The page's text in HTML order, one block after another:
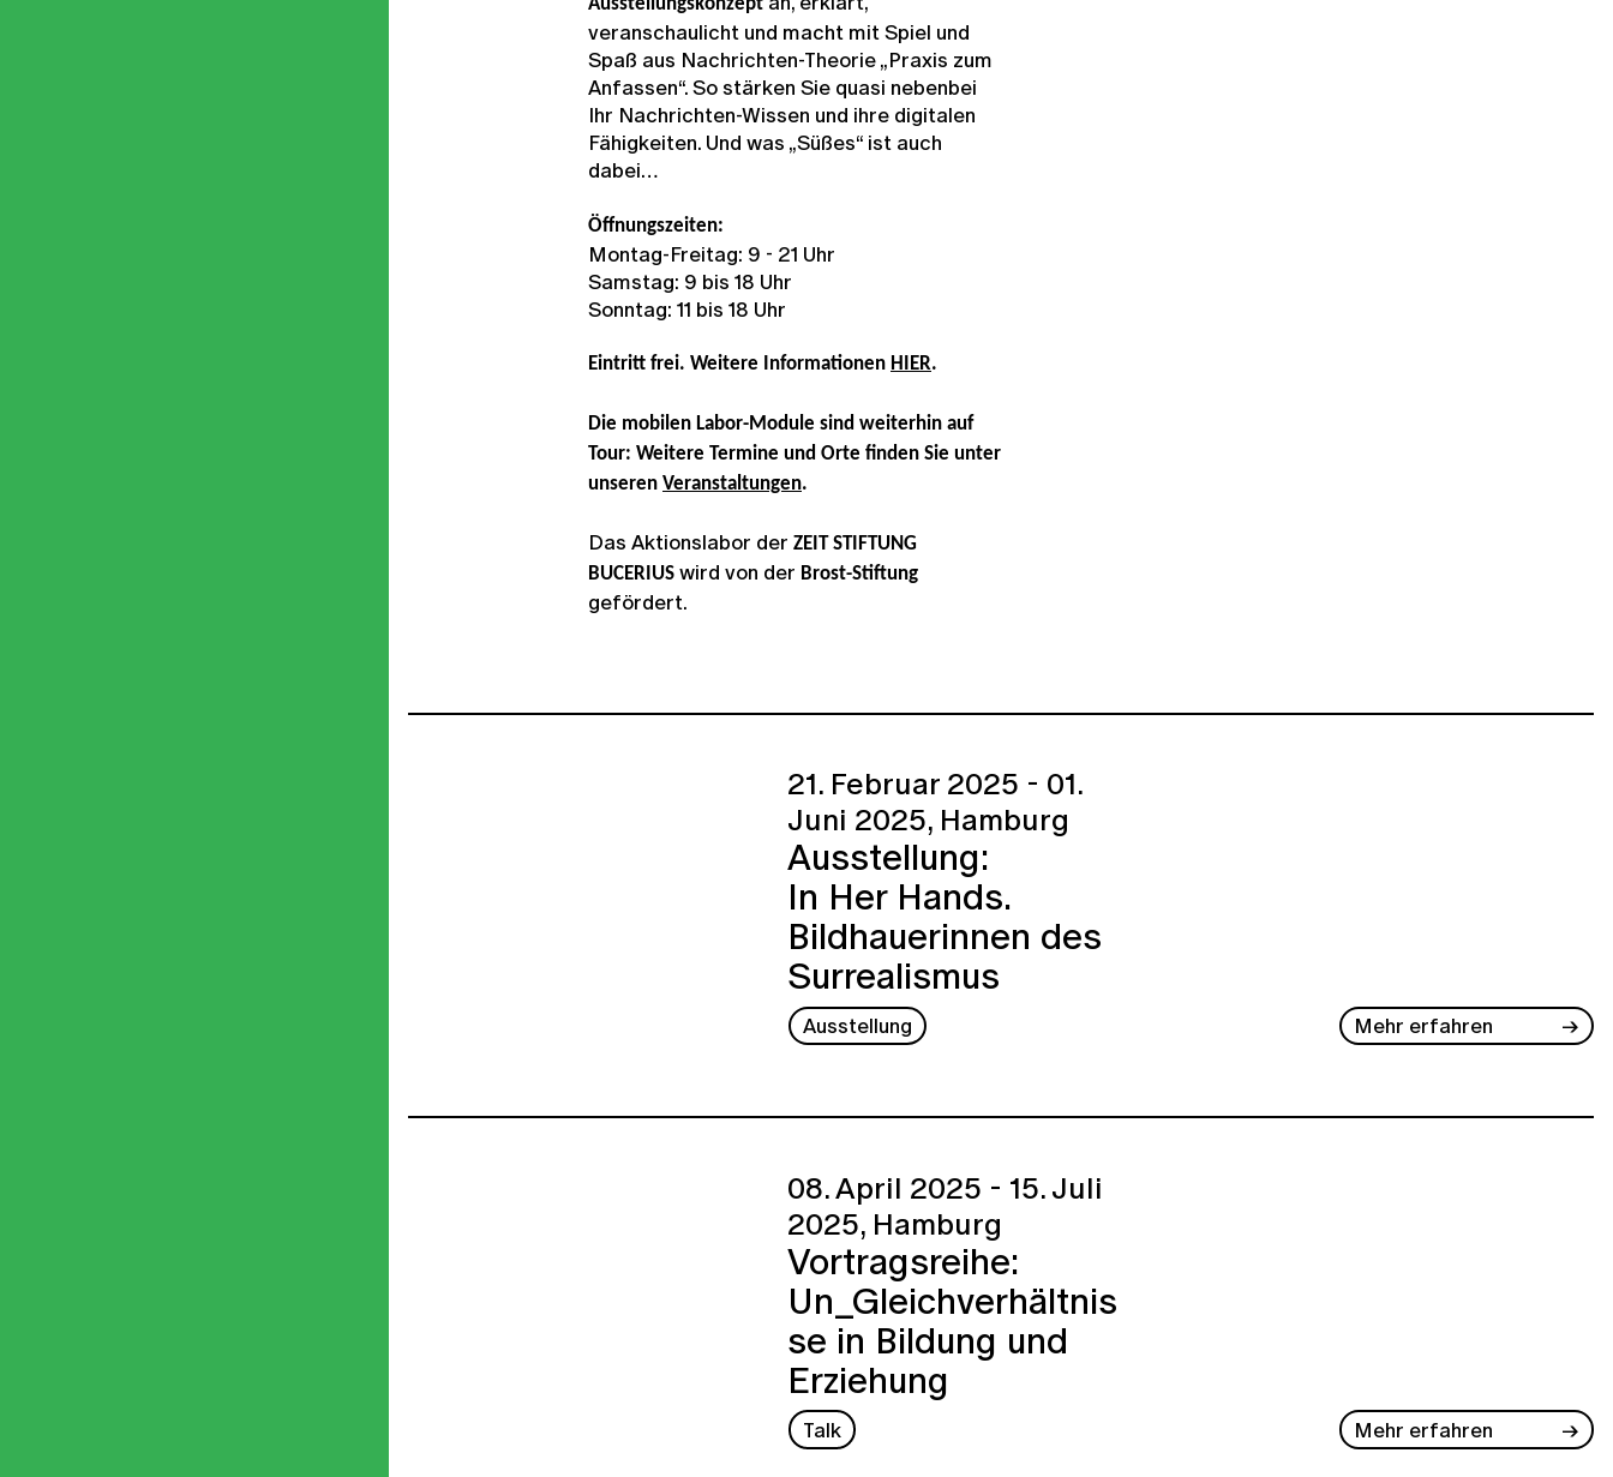
Ausstellungskonzept
veranschaulicht und macht mit Spiel und
Spaß aus Nachrichten-Theorie „Praxis zum
Anfassen“. So stärken Sie quasi nebenbei
Ihr Nachrichten-Wissen und ihre digitalen
Fähigkeiten. Und was „Süßes“ ist auch
dabei…
Öffnungszeiten:
Montag-Freitag: 9 - 21 Uhr
Samstag: 9 bis 18 Uhr
Sonntag: 11 bis 18 Uhr
Eintritt frei. Weitere Informationen HIER.
Die mobilen Labor-Module sind weiterhin auf
Tour: Weitere Termine und Orte finden Sie unter
unseren Veranstaltungen.
Das Aktionslabor der ZEIT STIFTUNG
BUCERIUS wird von der Brost-Stiftung
gefördert.
21. Februar 2025 - 01.
Juni 2025, Hamburg
Ausstellung:
In Her Hands.
Bildhauerinnen des
Surrealismus
Ausstellung Mehr erfahren
08. April 2025 - 15. Juli
2025, Hamburg
Vortragsreihe:
Un_Gleichverhältnis
se in Bildung und
Erziehung
Talk Mehr erfahren